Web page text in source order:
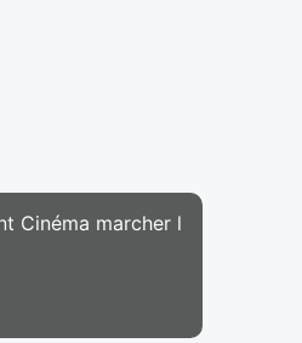
Cinéma marcher l